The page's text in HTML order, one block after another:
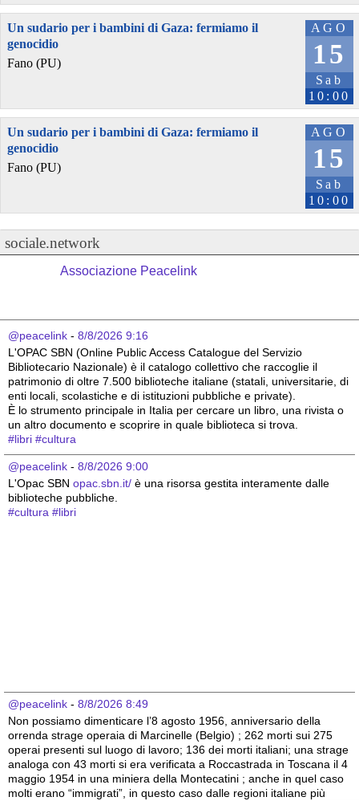
AGO
15
Sab
10:00
Un sudario per i bambini di Gaza: fermiamo il
genocidio
Fano (PU)
AGO
15
Sab
10:00
Un sudario per i bambini di Gaza: fermiamo il
genocidio
Fano (PU)
sociale.network
Associazione Peacelink
@peacelink - 8/8/2026 9:16
L'OPAC SBN (Online Public Access Catalogue del Servizio
Bibliotecario Nazionale) è il catalogo collettivo che raccoglie il
patrimonio di oltre 7.500 biblioteche italiane (statali, universitarie, di
enti locali, scolastiche e di istituzioni pubbliche e private).
È lo strumento principale in Italia per cercare un libro, una rivista o
un altro documento e scoprire in quale biblioteca si trova.
#libri #cultura
@peacelink - 8/8/2026 9:00
L'Opac SBN opac.sbn.it/ è una risorsa gestita interamente dalle
biblioteche pubbliche.
#cultura #libri
@peacelink - 8/8/2026 8:49
Non possiamo dimenticare l’8 agosto 1956, anniversario della
orrenda strage operaia di Marcinelle (Belgio) ; 262 morti sui 275
operai presenti sul luogo di lavoro; 136 dei morti italiani; una strage
analoga con 43 morti si era verificata a Roccastrada in Toscana il 4
maggio 1954 in una miniera della Montecatini ; anche in quel caso
molti erano “immigrati”, in questo caso dalle regioni italiane più